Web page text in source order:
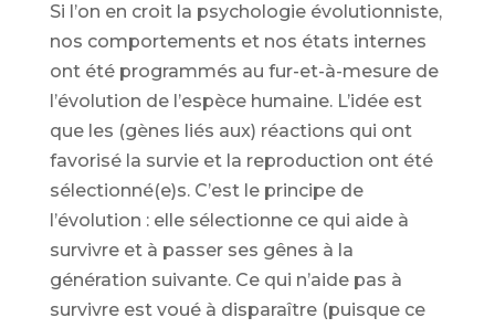
Si l’on en croit la psychologie évolutionniste,
nos comportements et nos états internes
ont été programmés au fur-et-à-mesure de
l’évolution de l’espèce humaine. L’idée est
que les (gènes liés aux) réactions qui ont
favorisé la survie et la reproduction ont été
sélectionné(e)s. C’est le principe de
l’évolution : elle sélectionne ce qui aide à
survivre et à passer ses gênes à la
génération suivante. Ce qui n’aide pas à
survivre est voué à disparaître (puisque ce